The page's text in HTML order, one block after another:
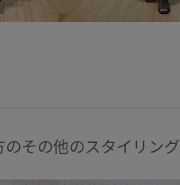
その他のスタイリング